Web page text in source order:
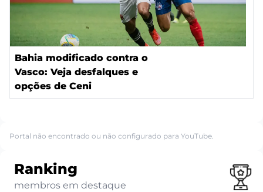
Bahia modificado contra o
Vasco: Veja desfalques e
opções de Ceni
Portal não encontrado ou não configurado para YouTube.
Ranking
membros em destaque